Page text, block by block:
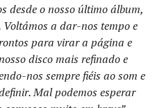
desde o nosso último álbum,
a dar-nos tempo e
para virar a página e
disco mais refinado e
nos sempre fiéis ao som e
Mal podemos esperar